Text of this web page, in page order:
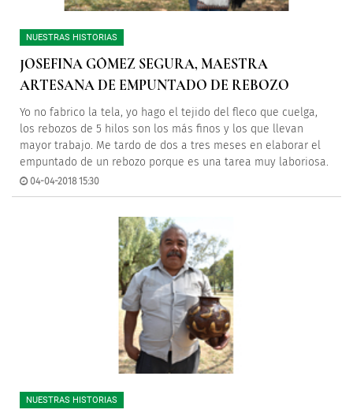
NUESTRAS HISTORIAS
JOSEFINA GÓMEZ SEGURA, MAESTRA
ARTESANA DE EMPUNTADO DE REBOZO
Yo no fabrico la tela, yo hago el tejido del fleco que cuelga,
los rebozos de 5 hilos son los más finos y los que llevan
mayor trabajo. Me tardo de dos a tres meses en elaborar el
empuntado de un rebozo porque es una tarea muy laboriosa.
04-04-2018 15:30
NUESTRAS HISTORIAS